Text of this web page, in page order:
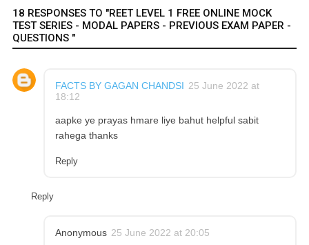
18 RESPONSES TO "REET LEVEL 1 FREE ONLINE MOCK
TEST SERIES - MODAL PAPERS - PREVIOUS EXAM PAPER -
QUESTIONS "
FACTS BY GAGAN CHANDSI 25 June 2022 at
18:12
aapke ye prayas hmare liye bahut helpful sabit
rahega thanks
Reply
Reply
Anonymous 25 June 2022 at 20:05